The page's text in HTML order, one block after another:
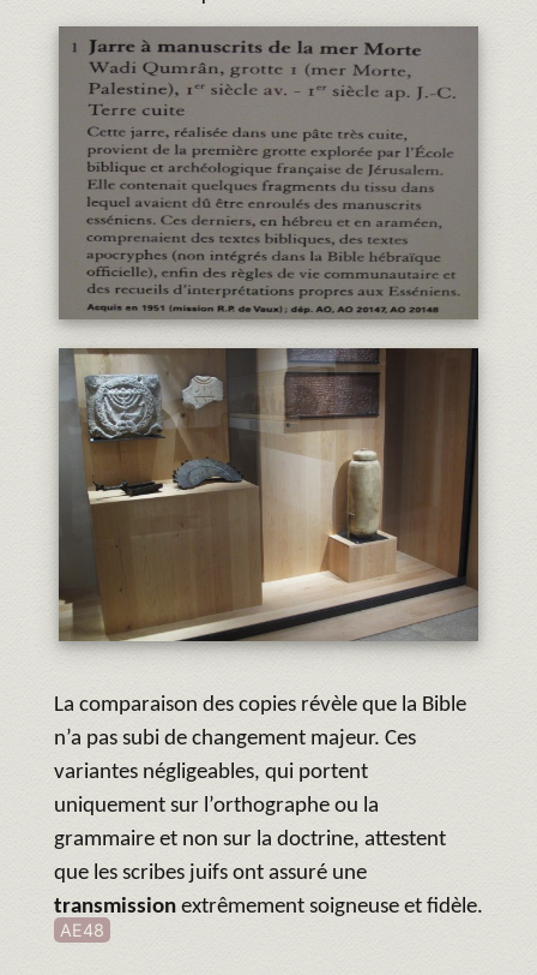
La comparaison des copies révèle que la Bible
n’a pas subi de changement majeur. Ces
variantes négligeables, qui portent
uniquement sur l’orthographe ou la
grammaire et non sur la doctrine, attestent
que les scribes juifs ont assuré une
transmission extrêmement soigneuse et fidèle.
AE48